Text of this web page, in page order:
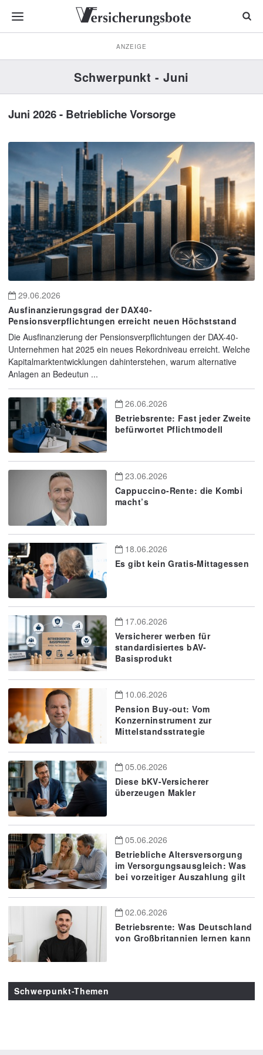
ANZEIGE
Schwerpunkt - Juni
Juni 2026 - Betriebliche Vorsorge
29.06.2026
Ausfinanzierungsgrad der DAX40-
Pensionsverpflichtungen erreicht neuen Höchststand
Die Ausfinanzierung der Pensionsverpflichtungen der DAX-40-
Unternehmen hat 2025 ein neues Rekordniveau erreicht. Welche
Kapitalmarktentwicklungen dahinterstehen, warum alternative
Anlagen an Bedeutun ...
26.06.2026
Betriebsrente: Fast jeder Zweite
befürwortet Pflichtmodell
23.06.2026
Cappuccino-Rente: die Kombi
macht’s
18.06.2026
Es gibt kein Gratis-Mittagessen
17.06.2026
Versicherer werben für
standardisiertes bAV-
Basisprodukt
10.06.2026
Pension Buy-out: Vom
Konzerninstrument zur
Mittelstandsstrategie
05.06.2026
Diese bKV-Versicherer
überzeugen Makler
05.06.2026
Betriebliche Altersversorgung
im Versorgungsausgleich: Was
bei vorzeitiger Auszahlung gilt
02.06.2026
Betriebsrente: Was Deutschland
von Großbritannien lernen kann
Schwerpunkt-Themen